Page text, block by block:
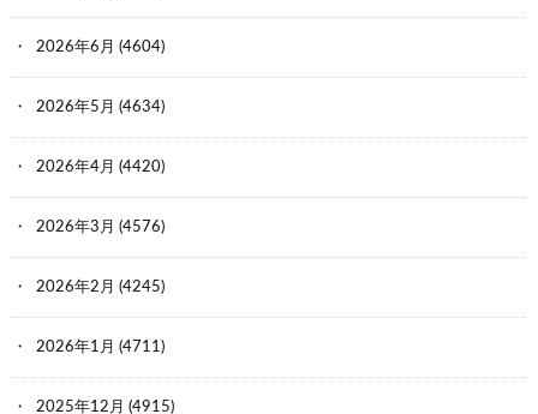
2026年6月 (4604)
2026年5月 (4634)
2026年4月 (4420)
2026年3月 (4576)
2026年2月 (4245)
2026年1月 (4711)
2025年12月 (4915)